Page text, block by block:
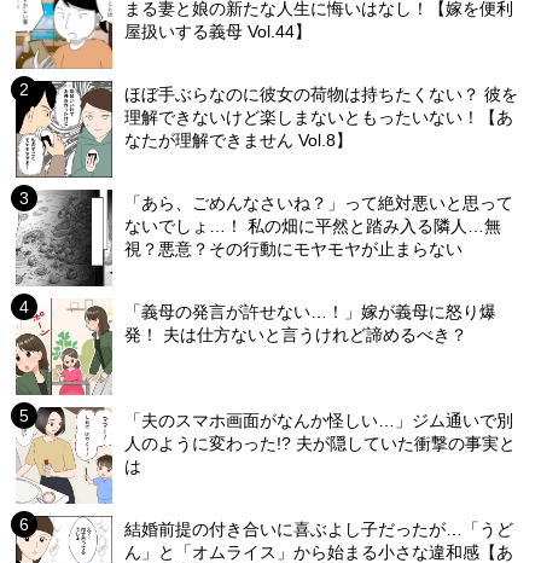
まる妻と娘の新たな人生に悔いはなし！【嫁を便利
屋扱いする義母 Vol.44】
ほぼ手ぶらなのに彼女の荷物は持ちたくない？ 彼を
理解できないけど楽しまないともったいない！【あ
なたが理解できません Vol.8】
「あら、ごめんなさいね？」って絶対悪いと思って
ないでしょ…！ 私の畑に平然と踏み入る隣人…無
視？悪意？その行動にモヤモヤが止まらない
「義母の発言が許せない…！」嫁が義母に怒り爆
発！ 夫は仕方ないと言うけれど諦めるべき？
「夫のスマホ画面がなんか怪しい…」ジム通いで別
人のように変わった!? 夫が隠していた衝撃の事実と
は
結婚前提の付き合いに喜ぶよし子だったが…「うど
ん」と「オムライス」から始まる小さな違和感【あ